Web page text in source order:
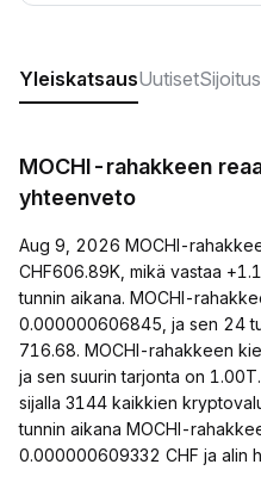
YleiskatsausUutisetSijoitus
MOCHI-rahakkeen
yhteenveto
Aug 9, 2026 MOCHI-
CHF606.89K, mikä vastaa
tunnin aikana. MOCHI-
0.000000606845, ja sen 24
716.68. MOCHI-rahakkeen
ja sen suurin tarjonta on
sijalla 3144 kaikkien
tunnin aikana MOCHI-
0.000000609332 CHF ja alin